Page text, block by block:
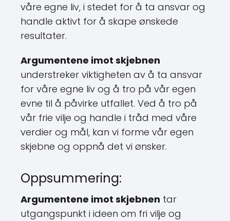
våre egne liv, i stedet for å ta ansvar og
handle aktivt for å skape ønskede
resultater.
Argumentene imot skjebnen
understreker viktigheten av å ta ansvar
for våre egne liv og å tro på vår egen
evne til å påvirke utfallet. Ved å tro på
vår frie vilje og handle i tråd med våre
verdier og mål, kan vi forme vår egen
skjebne og oppnå det vi ønsker.
Oppsummering:
Argumentene imot skjebnen tar
utgangspunkt i ideen om fri vilje og